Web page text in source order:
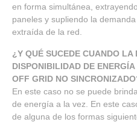
en forma simultánea,
paneles y supliendo la
extraída de la red.
¿Y QUÉ SUCEDE CUANDO LA
DISPONIBILIDAD DE
OFF GRID NO
En este caso no se puede
de energía a la vez. En este
de alguna de los formas